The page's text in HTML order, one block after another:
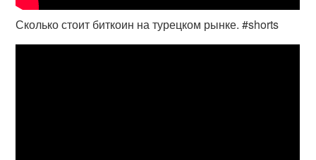
Сколько стоит биткоин на турецком рынке. #shorts